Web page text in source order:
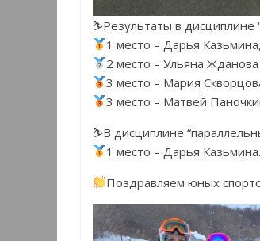
⛷Результаты в дисциплине
1 место – Дарья Казьмина,
2 место – Ульяна
3 место – Мария
3 место – Матвей
⛷В дисциплине
1 место – Дарья Казьмина.
Поздравляем юных